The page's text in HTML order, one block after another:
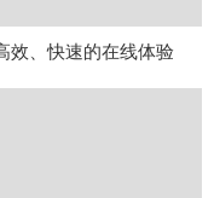
效、快速的在线体验